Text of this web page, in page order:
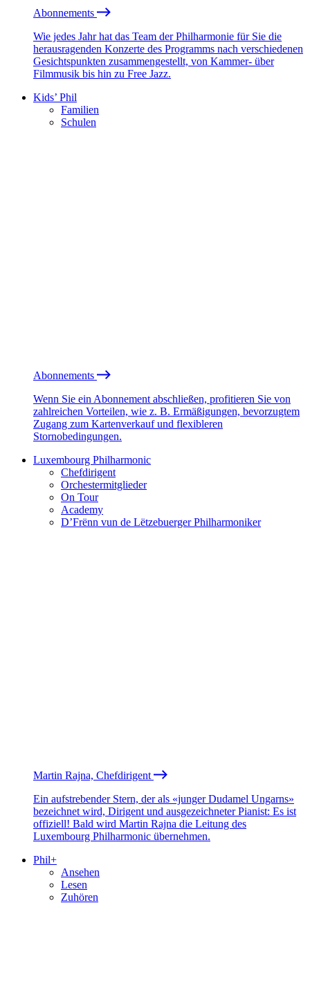
Abonnements
Wie jedes Jahr hat das Team der Philharmonie für Sie die
herausragenden Konzerte des Programms nach verschiedenen
Gesichtspunkten zusammengestellt, von Kammer- über
Filmmusik bis hin zu Free Jazz.
Kids’ Phil
Familien
Schulen
Abonnements
Wenn Sie ein Abonnement abschließen, profitieren Sie von
zahlreichen Vorteilen, wie z. B. Ermäßigungen, bevorzugtem
Zugang zum Kartenverkauf und flexibleren
Stornobedingungen.
Luxembourg Philharmonic
Chefdirigent
Orchestermitglieder
On Tour
Academy
D’Frënn vun de Lëtzebuerger Philharmoniker
Martin Rajna, Chefdirigent
Ein aufstrebender Stern, der als «junger Dudamel Ungarns»
bezeichnet wird, Dirigent und ausgezeichneter Pianist: Es ist
offiziell! Bald wird Martin Rajna die Leitung des
Luxembourg Philharmonic übernehmen.
Phil+
Ansehen
Lesen
Zuhören